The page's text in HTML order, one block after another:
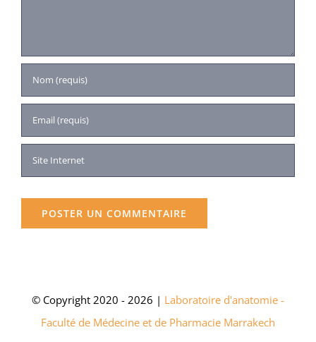
© Copyright 2020 - 2026 | Laboratoire d'anatomie -
Faculté de Médecine et de Pharmacie Marrakech